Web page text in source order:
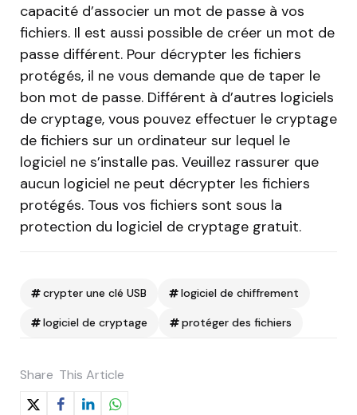
capacité d’associer un mot de passe à vos
fichiers. Il est aussi possible de créer un mot de
passe différent. Pour décrypter les fichiers
protégés, il ne vous demande que de taper le
bon mot de passe. Différent à d’autres logiciels
de cryptage, vous pouvez effectuer le cryptage
de fichiers sur un ordinateur sur lequel le
logiciel ne s’installe pas. Veuillez rassurer que
aucun logiciel ne peut décrypter les fichiers
protégés. Tous vos fichiers sont sous la
protection du logiciel de cryptage gratuit.
crypter une clé USB logiciel de chiffrement
logiciel de cryptage protéger des fichiers
Share This Article